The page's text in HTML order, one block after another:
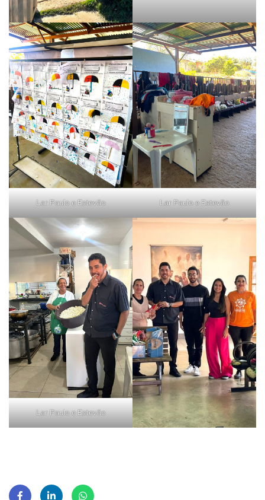
Lar Paulo e Estevão Lar Paulo e Estevão
Lar Paulo e Estevão